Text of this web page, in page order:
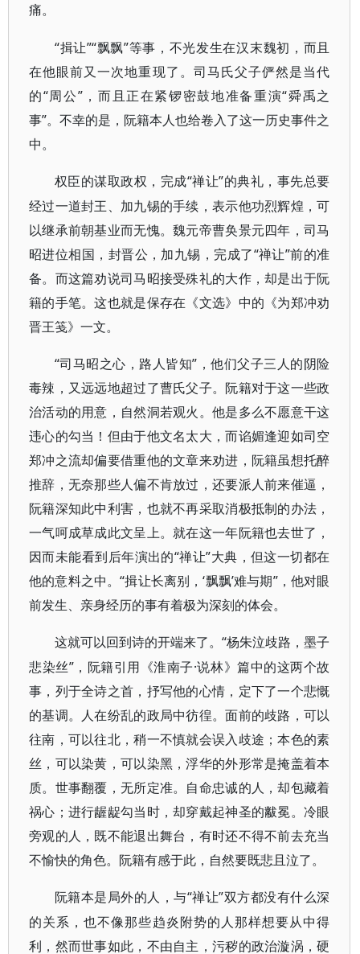
痛。
“揖让”“飘飘”等事，不光发生在汉末魏初，而且
在他眼前又一次地重现了。司马氏父子俨然是当代
的“周公”，而且正在紧锣密鼓地准备重演“舜禹之
事”。不幸的是，阮籍本人也给卷入了这一历史事件之
中。
权臣的谋取政权，完成“禅让”的典礼，事先总要
经过一道封王、加九锡的手续，表示他功烈辉煌，可
以继承前朝基业而无愧。魏元帝曹奂景元四年，司马
昭进位相国，封晋公，加九锡，完成了“禅让”前的准
备。而这篇劝说司马昭接受殊礼的大作，却是出于阮
籍的手笔。这也就是保存在《文选》中的《为郑冲劝
晋王笺》一文。
“司马昭之心，路人皆知”，他们父子三人的阴险
毒辣，又远远地超过了曹氏父子。阮籍对于这一些政
治活动的用意，自然洞若观火。他是多么不愿意干这
违心的勾当！但由于他文名太大，而谄媚逢迎如司空
郑冲之流却偏要借重他的文章来劝进，阮籍虽想托醉
推辞，无奈那些人偏不肯放过，还要派人前来催逼，
阮籍深知此中利害，也就不再采取消极抵制的办法，
一气呵成草成此文呈上。就在这一年阮籍也去世了，
因而未能看到后年演出的“禅让”大典，但这一切都在
他的意料之中。“揖让长离别，‘飘飘’难与期”，他对眼
前发生、亲身经历的事有着极为深刻的体会。
这就可以回到诗的开端来了。“杨朱泣歧路，墨子
悲染丝”，阮籍引用《淮南子·说林》篇中的这两个故
事，列于全诗之首，抒写他的心情，定下了一个悲慨
的基调。人在纷乱的政局中彷徨。面前的歧路，可以
往南，可以往北，稍一不慎就会误入歧途；本色的素
丝，可以染黄，可以染黑，浮华的外形常是掩盖着本
质。世事翻覆，无所定准。自命忠诚的人，却包藏着
祸心；进行龌龊勾当时，却穿戴起神圣的黻冕。冷眼
旁观的人，既不能退出舞台，有时还不得不前去充当
不愉快的角色。阮籍有感于此，自然要既悲且泣了。
阮籍本是局外的人，与“禅让”双方都没有什么深
的关系，也不像那些趋炎附势的人那样想要从中得
利，然而世事如此，不由自主，污秽的政治漩涡，硬